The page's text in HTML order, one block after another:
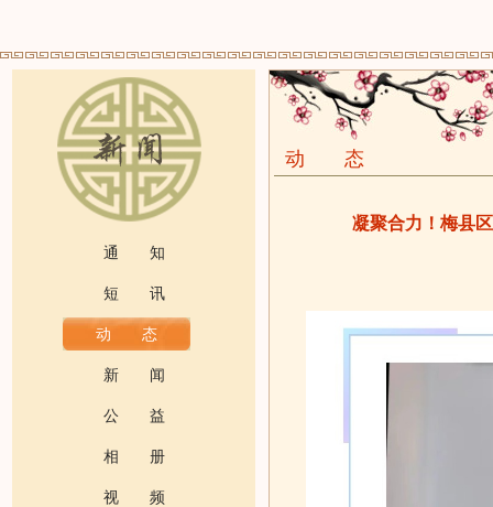
通 知
短 讯
动 态
新 闻
公 益
相 册
视 频
动 态
凝聚合力！梅县